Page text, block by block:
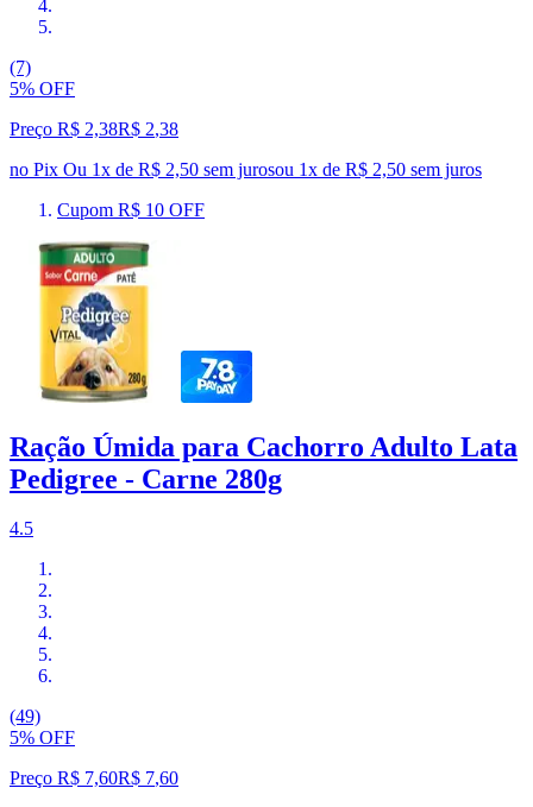
(7)
5% OFF
Preço R$ 2,38R$ 2,38
no Pix Ou 1x de R$ 2,50 sem jurosou 1x de R$ 2,50 sem juros
Cupom R$ 10 OFF
Ração Úmida para Cachorro Adulto Lata
Pedigree - Carne 280g
4.5
(49)
5% OFF
Preço R$ 7,60R$ 7,60